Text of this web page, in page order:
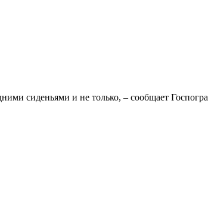
сиденьями и не только, – сообщает